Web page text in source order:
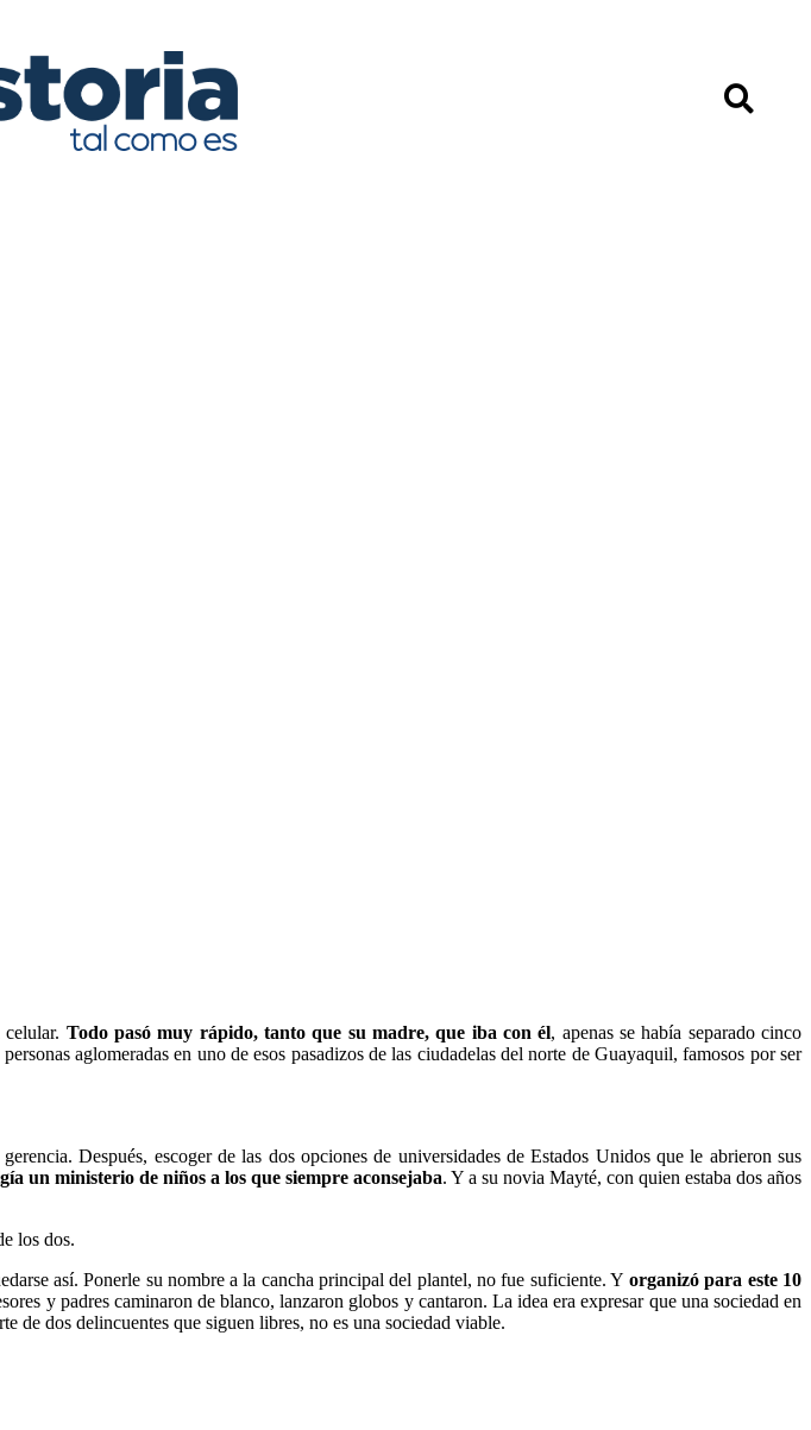
Todo pasó muy rápido, tanto que su madre, que iba con él, apenas se había separado cinco
aglomeradas en uno de esos pasadizos de las ciudadelas del norte de Guayaquil, famosos por ser
Después, escoger de las dos opciones de universidades de Estados Unidos que le abrieron sus
un ministerio de niños a los que siempre aconsejaba. Y a su novia Mayté, con quien estaba dos años
los dos.
así. Ponerle su nombre a la cancha principal del plantel, no fue suficiente. Y organizó para este 10
y padres caminaron de blanco, lanzaron globos y cantaron. La idea era expresar que una sociedad en
de dos delincuentes que siguen libres, no es una sociedad viable.